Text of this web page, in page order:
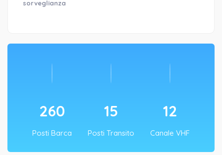
sorveglianza
260
Posti Barca
15
Posti Transito
12
Canale VHF